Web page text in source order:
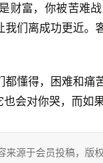
财富，你被苦难
们离成功更近
懂得，困难和
会对你哭，而如
源于会员投稿，版